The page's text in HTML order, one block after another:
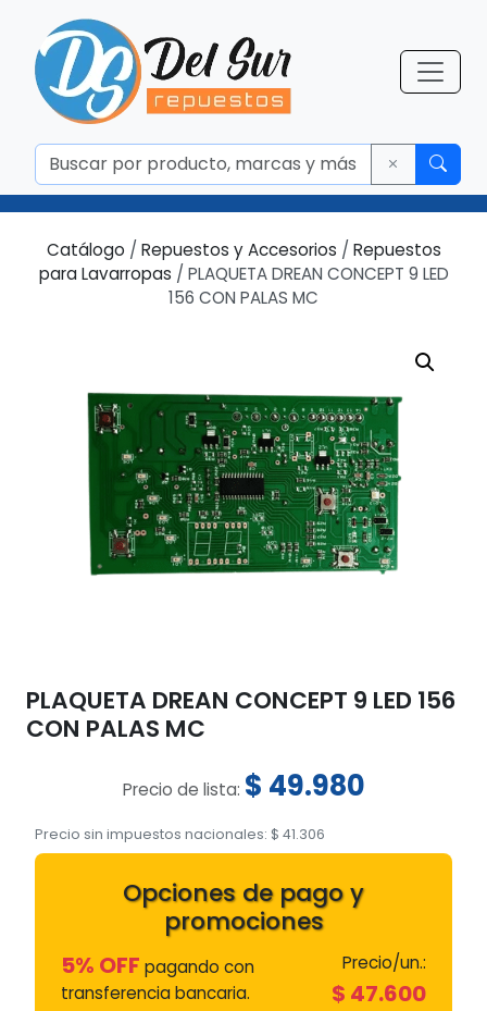
Catálogo / Repuestos y Accesorios / Repuestos
para Lavarropas / PLAQUETA DREAN CONCEPT 9 LED
156 CON PALAS MC
PLAQUETA DREAN CONCEPT 9 LED 156
CON PALAS MC
Precio de lista: $ 49.980
Precio sin impuestos nacionales: $ 41.306
Opciones de pago y
promociones
5% OFF pagando con
transferencia bancaria.
Precio/un.:
$ 47.600